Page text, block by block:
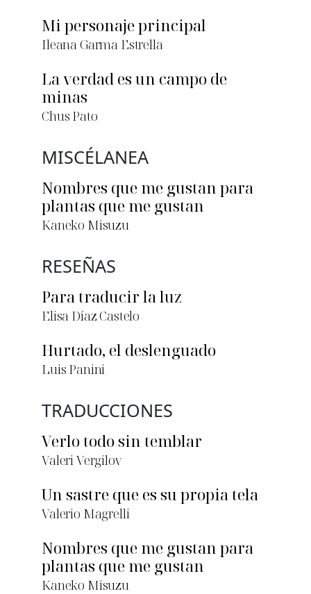
Mi personaje principal
Ileana Garma Estrella
La verdad es un campo de
minas
Chus Pato
MISCÉLANEA
Nombres que me gustan para
plantas que me gustan
Kaneko Misuzu
RESEÑAS
Para traducir la luz
Elisa Díaz Castelo
Hurtado, el deslenguado
Luis Panini
TRADUCCIONES
Verlo todo sin temblar
Valeri Vergilov
Un sastre que es su propia tela
Valerio Magrelli
Nombres que me gustan para
plantas que me gustan
Kaneko Misuzu